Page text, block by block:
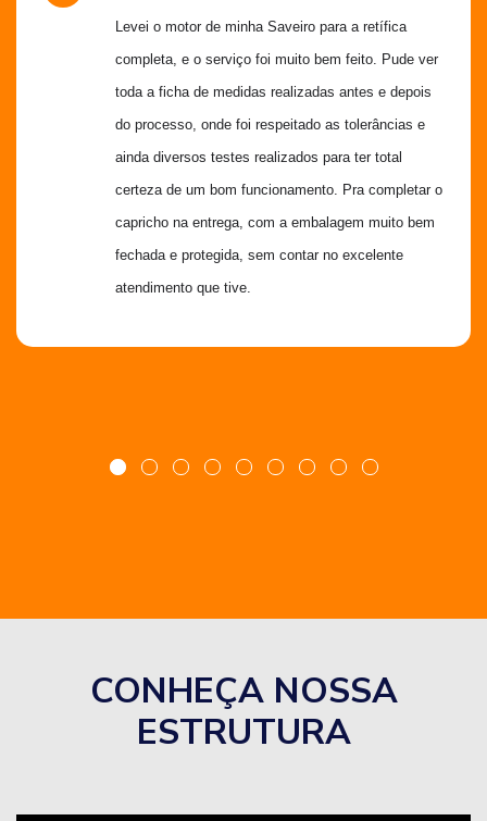
Levei o motor de minha Saveiro para a retífica
completa, e o serviço foi muito bem feito. Pude ver
toda a ficha de medidas realizadas antes e depois
do processo, onde foi respeitado as tolerâncias e
ainda diversos testes realizados para ter total
certeza de um bom funcionamento. Pra completar o
capricho na entrega, com a embalagem muito bem
fechada e protegida, sem contar no excelente
atendimento que tive.
CONHEÇA NOSSA
ESTRUTURA